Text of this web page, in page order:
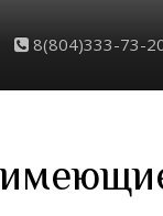
8(804)333-73-